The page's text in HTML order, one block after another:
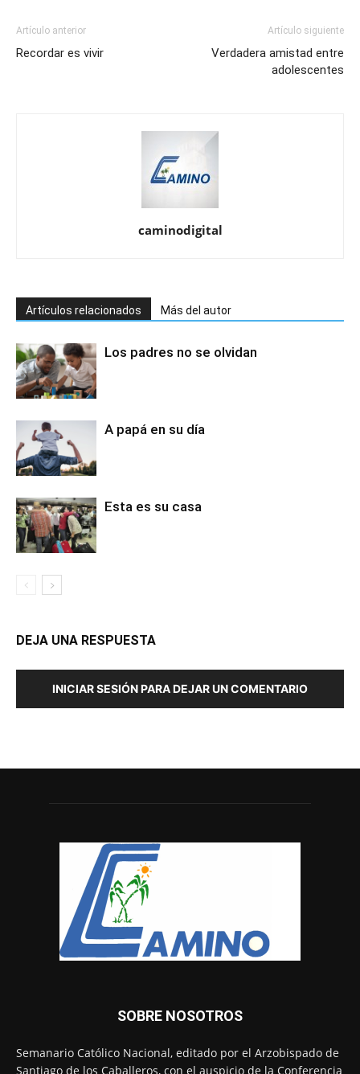
Artículo anterior
Recordar es vivir
Artículo siguiente
Verdadera amistad entre
adolescentes
caminodigital
Artículos relacionados Más del autor
Los padres no se olvidan
A papá en su día
Esta es su casa
DEJA UNA RESPUESTA
INICIAR SESIÓN PARA DEJAR UN COMENTARIO
SOBRE NOSOTROS
Semanario Católico Nacional, editado por el Arzobispado de
Santiago de los Caballeros, con el auspicio de la Conferencia